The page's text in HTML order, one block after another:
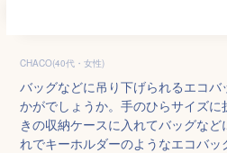
CHACO(40代・女性)
バッグなどに吊り下げられるエコ
かがでしょうか。手のひらサイズ
きの収納ケースに入れてバッグな
れでキーホルダーのようなエコバッ